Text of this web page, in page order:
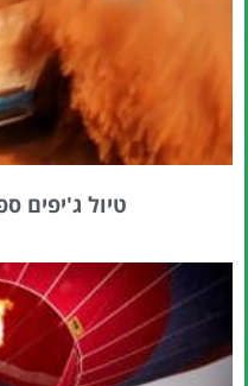
טיול ג'יפים